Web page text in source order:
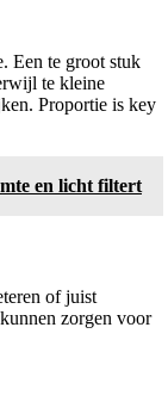
Een te groot stuk
te kleine
Proportie is key
en licht filtert
of juist
zorgen voor